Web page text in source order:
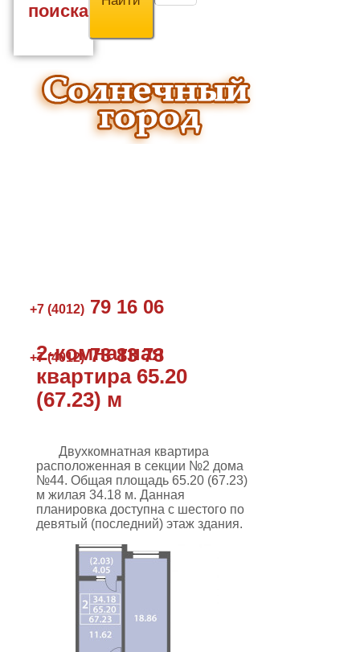
поиска
+7 (4012) 79 16 06
+7 (4012) 73 83 73
2-комнатная
квартира 65.20
(67.23) м
Двухкомнатная квартира
расположенная в секции №2 дома
№44. Общая площадь65.20 (67.23)
м жилая 34.18 м. Данная
планировка доступна с шестого по
девятый (последний) этаж здания.